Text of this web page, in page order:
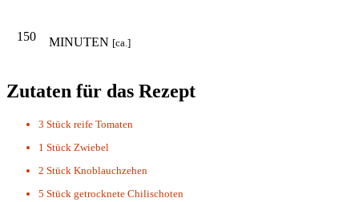
150 MINUTEN [ca.]
Zutaten für das Rezept
3 Stück reife Tomaten
1 Stück Zwiebel
2 Stück Knoblauchzehen
5 Stück getrocknete Chilischoten